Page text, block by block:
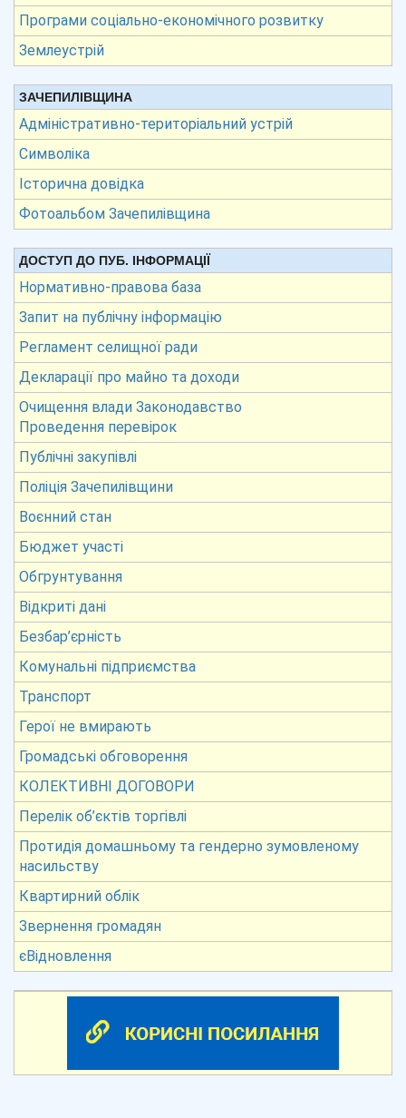
Програми соціально-економічного розвитку
Землеустрій
ЗАЧЕПИЛІВЩИНА
Адміністративно-територіальний устрій
Символіка
Історична довідка
Фотоальбом Зачепилівщина
ДОСТУП ДО ПУБ. ІНФОРМАЦІЇ
Нормативно-правова база
Запит на публічну інформацію
Регламент селищної ради
Декларації про майно та доходи
Очищення влади Законодавство
Проведення перевірок
Публічні закупівлі
Поліція Зачепилівщини
Воєнний стан
Бюджет участі
Обгрунтування
Відкриті дані
Безбар’єрність
Комунальні підприємства
Транспорт
Герої не вмирають
Громадські обговорення
КОЛЕКТИВНІ ДОГОВОРИ
Перелік об’єктів торгівлі
Протидія домашньому та гендерно зумовленому
насильству
Квартирний облік
Звернення громадян
єВідновлення